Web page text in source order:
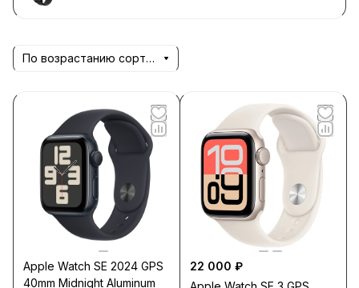
По возрастанию сортировки
Apple Watch SE 2024 GPS
40mm Midnight Aluminum
22 000 ₽